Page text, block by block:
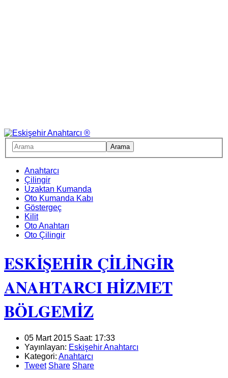
Anahtarcı
Çilingir
Uzaktan Kumanda
Oto Kumanda Kabı
Göstergeç
Kilit
Oto Anahtarı
Oto Çilingir
ESKİŞEHİR ÇİLİNGİR
ANAHTARCI HİZMET
BÖLGEMİZ
05 Mart 2015 Saat: 17:33
Yayınlayan: Eskişehir Anahtarcı
Kategori: Anahtarcı
Tweet Share Share